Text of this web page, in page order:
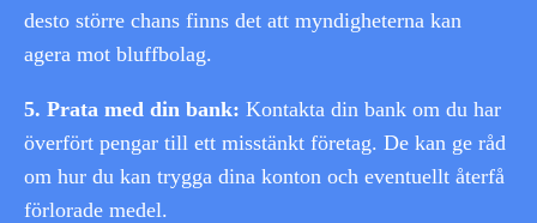
desto större chans finns det att myndigheterna kan
agera mot bluffbolag.
5. Prata med din bank: Kontakta din bank om du har
överfört pengar till ett misstänkt företag. De kan ge råd
om hur du kan trygga dina konton och eventuellt återfå
förlorade medel.